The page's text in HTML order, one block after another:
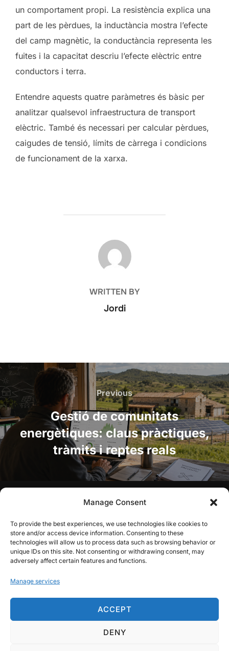
Manage Consent
To provide the best experiences, we use technologies like cookies to
store and/or access device information. Consenting to these
technologies will allow us to process data such as browsing behavior or
unique IDs on this site. Not consenting or withdrawing consent, may
adversely affect certain features and functions.
Manage services
ACCEPT
DENY
un comportament propi. La resistència explica una
part de les pèrdues, la inductància mostra l’efecte
del camp magnètic, la conductància representa les
fuites i la capacitat descriu l’efecte elèctric entre
conductors i terra.
Entendre aquests quatre paràmetres és bàsic per
analitzar qualsevol infraestructura de transport
elèctric. També és necessari per calcular pèrdues,
caigudes de tensió, límits de càrrega i condicions
de funcionament de la xarxa.
POST AUTHOR
WRITTEN BY
Jordi
Post
navigation
Previous
Previous
Gestió de comunitats
energètiques: claus pràctiques,
tràmits i reptes reals
AVÍS DE RESPONSABILITAT: PLATER.cat és una iniciativa
oficialment ni de cap forma amb la Generalitat de
Catalunya ni amb el Pla Territorial Sectorial d’Energies
Renovables (PLATER).
Política de cookies